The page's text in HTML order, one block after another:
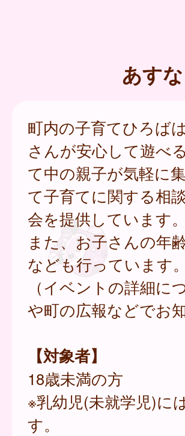
あす
町内の子育てひろば
さんが安心して遊べ
て中の親子が気軽に
て子育てに関する相
会を提供しています。
また、お子さんの年
なども行っています。
（イベントの詳細に
や町の広報などでお
【対象者】
18歳未満の方
※乳幼児(未就学児)に
す。